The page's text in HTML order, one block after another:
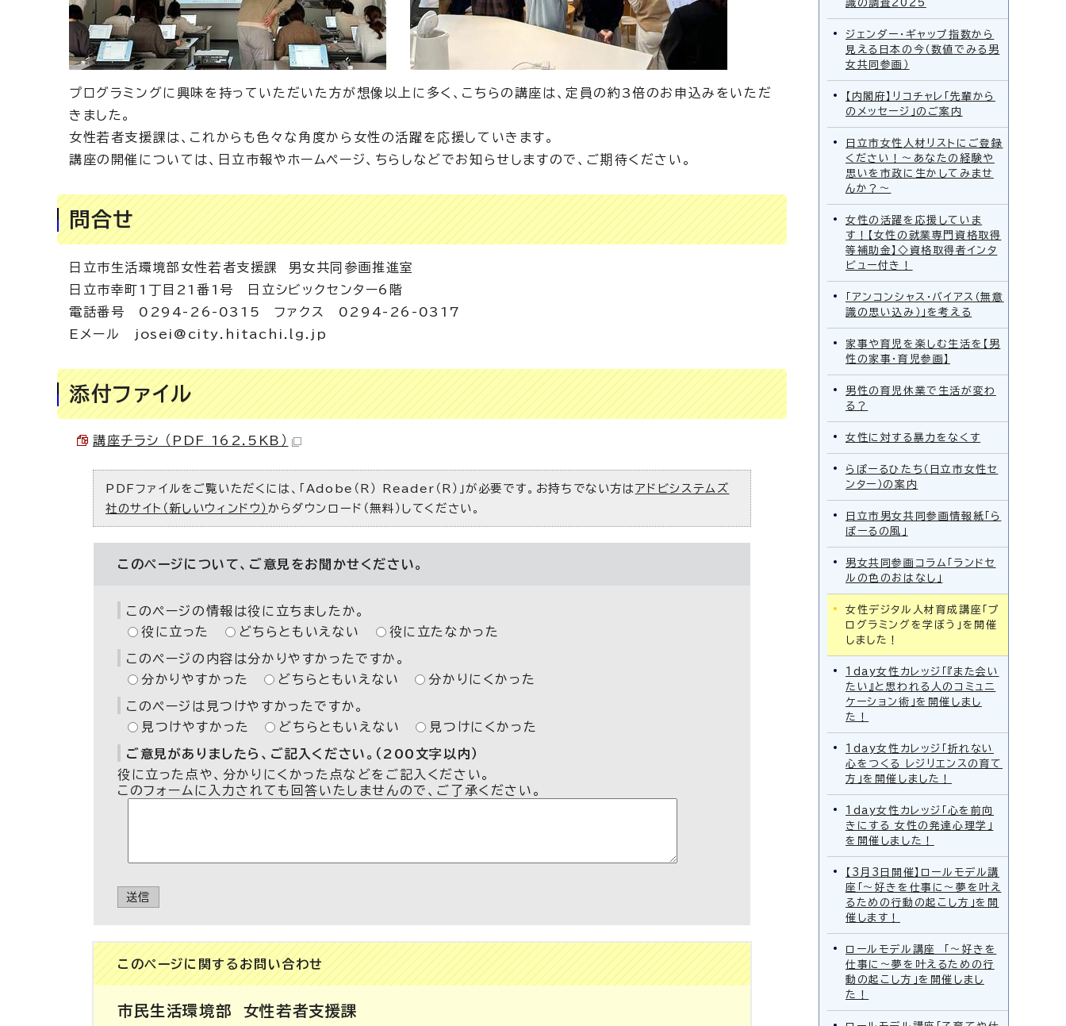
プログラミングに興味を持っていただいた方が想像以上に多く、こちらの講座は、定員の約3倍のお申込みをいただ
きました。
女性若者支援課は、これからも色々な角度から女性の活躍を応援していきます。
講座の開催については、日立市報やホームページ、ちらしなどでお知らせしますので、ご期待ください。
問合せ
日立市生活環境部女性若者支援課 男女共同参画推進室
日立市幸町1丁目21番1号 日立シビックセンター6階
電話番号 0294-26-0315 ファクス 0294-26-0317
Eメール josei@city.hitachi.lg.jp
添付ファイル
講座チラシ （PDF 162.5KB）
PDFファイルをご覧いただくには、「Adobe（R） Reader（R）」が必要です。お持ちでない方は アドビシステムズ
社のサイト（新しいウィンドウ） からダウンロード（無料）してください。
このページについて、ご意見をお聞かせください。
このページの情報は役に立ちましたか。
役に立った
どちらともいえない 役に立たなかった
このページの内容は分かりやすかったですか。
分かりやすかった
どちらともいえない 分かりにくかった
このページは見つけやすかったですか。
見つけやすかった
どちらともいえない 見つけにくかった
ご意見がありましたら、ご記入ください。（200文字以内）
役に立った点や、分かりにくかった点などをご記入ください。
このフォームに入力されても回答いたしませんので、ご了承ください。
送信
このページに関する お問い合わせ
市民生活環境部 女性若者支援課
識の調査2025
ジェンダー・ギャップ指数から
見える日本の今（数値でみる男
女共同参画）
【内閣府】リコチャレ「先輩から
のメッセージ」のご案内
日立市女性人材リストにご登録
ください！～あなたの経験や
思いを市政に生かしてみませ
んか？～
女性の活躍を応援していま
す！【女性の就業専門資格取得
等補助金】◇資格取得者インタ
ビュー付き！
「アンコンシャス・バイアス（無意
識の思い込み）」を考える
家事や育児を楽しむ生活を【男
性の家事・育児参画】
男性の育児休業で生活が変わ
る？
女性に対する暴力をなくす
らぽーるひたち（日立市女性セ
ンター）の案内
日立市男女共同参画情報紙「ら
ぽーるの風」
男女共同参画コラム「ランドセ
ルの色のおはなし」
女性デジタル人材育成講座「プ
ログラミングを学ぼう」を開催
しました！
1day女性カレッジ「『また会い
たい』と思われる人のコミュニ
ケーション術」を開催しまし
た！
1day女性カレッジ「折れない
心をつくる レジリエンスの育て
方」を開催しました！
1day女性カレッジ「心を前向
きにする 女性の発達心理学」
を開催しました！
【3月3日開催】ロールモデル講
座「～好きを仕事に～夢を叶え
るための行動の起こし方」を開
催します！
ロールモデル講座 「～好きを
仕事に～夢を叶えるための行
動の起こし方」を開催しまし
た！